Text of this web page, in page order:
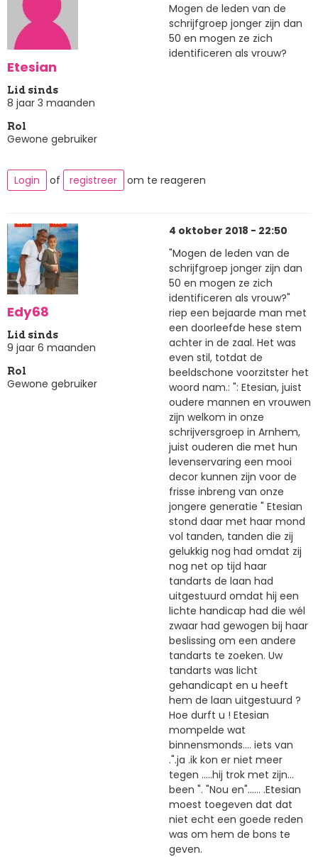
Etesian
Lid sinds
8 jaar 3 maanden
Rol
Gewone gebruiker
Mogen de leden van de
schrijfgroep jonger zijn dan
50 en mogen ze zich
identificeren als vrouw?
Login of registreer om te reageren
Edy68
Lid sinds
9 jaar 6 maanden
Rol
Gewone gebruiker
4 oktober 2018 - 22:50
"Mogen de leden van de
schrijfgroep jonger zijn dan
50 en mogen ze zich
identificeren als vrouw?"
riep een bejaarde man met
een doorleefde hese stem
achter in de zaal. Het was
even stil, totdat de
beeldschone voorzitster het
woord nam.: ": Etesian, juist
oudere mannen en vrouwen
zijn welkom in onze
schrijversgroep in Arnhem,
juist ouderen die met hun
levenservaring een mooi
decor kunnen zijn voor de
frisse inbreng van onze
jongere generatie " Etesian
stond daar met haar mond
vol tanden, tanden die zij
gelukkig nog had omdat zij
nog net op tijd haar
tandarts de laan had
uitgestuurd omdat hij een
lichte handicap had die wél
zwaar had gewogen bij haar
beslissing om een andere
tandarts te zoeken. Uw
tandarts was licht
gehandicapt en u heeft
hem de laan uitgestuurd ?
Hoe durft u ! Etesian
mompelde wat
binnensmonds.... iets van
.".ja .ik kon er niet meer
tegen .....hij trok met zijn...
been ". "Nou en"...... .Etesian
moest toegeven dat dat
niet echt een goede reden
was om hem de bons te
geven.